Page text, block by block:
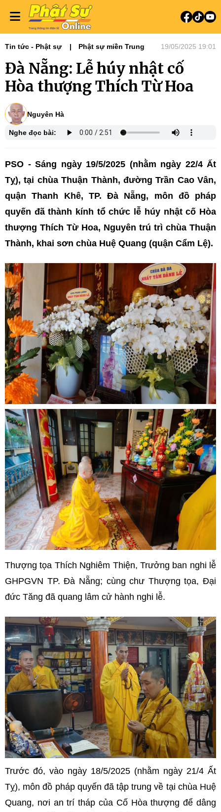
Tin tức - Phật sự Phật sự miền Trung 19/05/2025 19:01
Đà Nẵng: Lễ húy nhật cố
Hòa thượng Thích Từ Hoa
Nguyên Hà
Nghe đọc bài:
PSO - Sáng ngày 19/5/2025 (nhằm ngày 22/4 Ất
Tỵ), tại chùa Thuận Thành, đường Trần Cao Vân,
quận Thanh Khê, TP. Đà Nẵng, môn đồ pháp
quyến đã thành kính tổ chức lễ húy nhật cố Hòa
thượng Thích Từ Hoa, Nguyên trú trì chùa Thuận
Thành, khai sơn chùa Huệ Quang (quận Cẩm Lệ).
Thượng tọa Thích Nghiêm Thiện, Trưởng ban nghi lễ
GHPGVN TP. Đà Nẵng; cùng chư Thượng tọa, Đại
đức Tăng đã quang lâm cử hành nghi lễ.
Trước đó, vào ngày 18/5/2025 (nhằm ngày 21/4 Ất
Tỵ), môn đồ pháp quyến đã tập trung về tại chùa Huệ
Quang, nơi an trí tháp của Cố Hòa thượng để dâng